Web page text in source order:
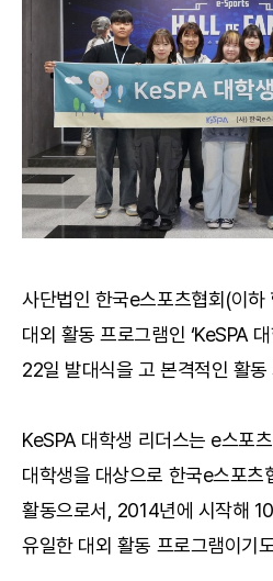
사단법인 한국e스포츠협회(이하
대외 활동 프로그램인 ‘KeSPA
22일 발대식을 고 본격적인 활동
KeSPA 대학생 리더스는 e스포
대학생을 대상으로 한국e스포츠
활동으로서, 2014년에 시작해
유일한 대외 활동 프로그램이기